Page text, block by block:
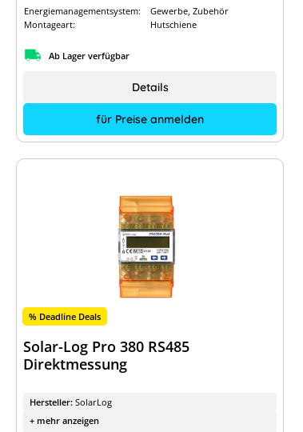
Energiemanagementsystem:
Gewerbe, Zubehör
Montageart:
Hutschiene
Ab Lager verfügbar
für Preise anmelden
Details
% Deadline Deals
Solar-Log Pro 380 RS485
Direktmessung
Hersteller: SolarLog
+ mehr anzeigen